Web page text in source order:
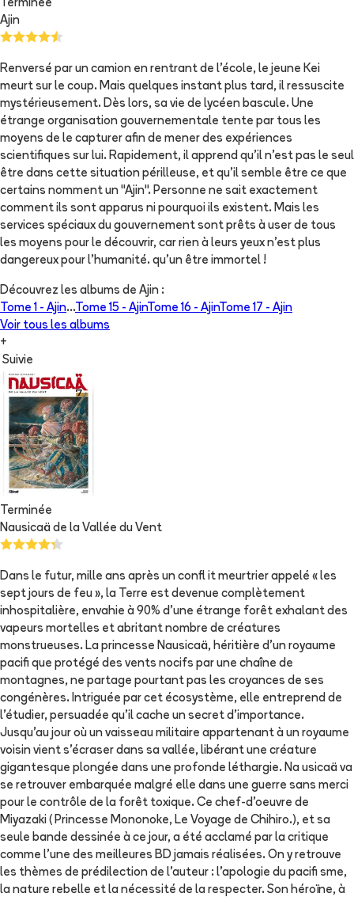
Terminée
Ajin
Renversé par un camion en rentrant de l'école, le jeune Kei
meurt sur le coup. Mais quelques instant plus tard, il ressuscite
mystérieusement. Dès lors, sa vie de lycéen bascule. Une
étrange organisation gouvernementale tente par tous les
moyens de le capturer afin de mener des expériences
scientifiques sur lui. Rapidement, il apprend qu'il n'est pas le seul
être dans cette situation périlleuse, et qu'il semble être ce que
certains nomment un "Ajin". Personne ne sait exactement
comment ils sont apparus ni pourquoi ils existent. Mais les
services spéciaux du gouvernement sont prêts à user de tous
les moyens pour le découvrir, car rien à leurs yeux n'est plus
dangereux pour l'humanité. qu'un être immortel !
Découvrez les albums de Ajin :
Tome 1 - Ajin...Tome 15 - AjinTome 16 - AjinTome 17 - Ajin
Voir tous les albums
+
Suivie
Terminée
Nausicaä de la Vallée du Vent
Dans le futur, mille ans après un confl it meurtrier appelé « les
sept jours de feu », la Terre est devenue complètement
inhospitalière, envahie à 90% d'une étrange forêt exhalant des
vapeurs mortelles et abritant nombre de créatures
monstrueuses. La princesse Nausicaä, héritière d'un royaume
pacifi que protégé des vents nocifs par une chaîne de
montagnes, ne partage pourtant pas les croyances de ses
congénères. Intriguée par cet écosystème, elle entreprend de
l'étudier, persuadée qu'il cache un secret d'importance.
Jusqu'au jour où un vaisseau militaire appartenant à un royaume
voisin vient s'écraser dans sa vallée, libérant une créature
gigantesque plongée dans une profonde léthargie. Na usicaä va
se retrouver embarquée malgré elle dans une guerre sans merci
pour le contrôle de la forêt toxique. Ce chef-d'oeuvre de
Miyazaki ( Princesse Mononoke, Le Voyage de Chihiro.), et sa
seule bande dessinée à ce jour, a été acclamé par la critique
comme l'une des meilleures BD jamais réalisées. On y retrouve
les thèmes de prédilection de l'auteur : l'apologie du pacifi sme,
la nature rebelle et la nécessité de la respecter. Son héroïne, à